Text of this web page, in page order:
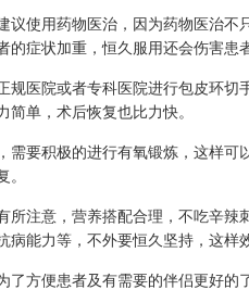
使用药物医治，因为药物医治不
的症状加重，恒久服用还会伤害患
医院或者专科医院进行包皮环切
简单，术后恢复也比力快。
要积极的进行有氧锻炼，这样可
。
注意，营养搭配合理，不吃辛辣
病能力等，不外要恒久坚持，这样
方便患者及有需要的伴侣更好的